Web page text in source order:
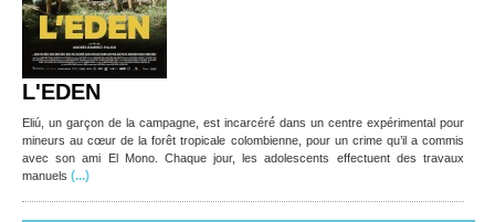
L'EDEN
Eliú, un garçon de la campagne, est incarcéré́ dans un centre expérimental pour
mineurs au cœur de la forêt tropicale colombienne, pour un crime qu’il a commis
avec son ami El Mono. Chaque jour, les adolescents effectuent des travaux
manuels (...)